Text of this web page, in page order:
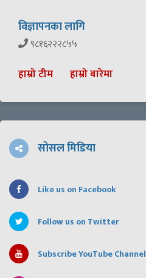
विज्ञापनका लागि
९८१६२२२८५५
हाम्रो टीम हाम्रो बारेमा
सोसल मिडिया
Like us on Facebook
Follow us on Twitter
Subscribe YouTube Channel